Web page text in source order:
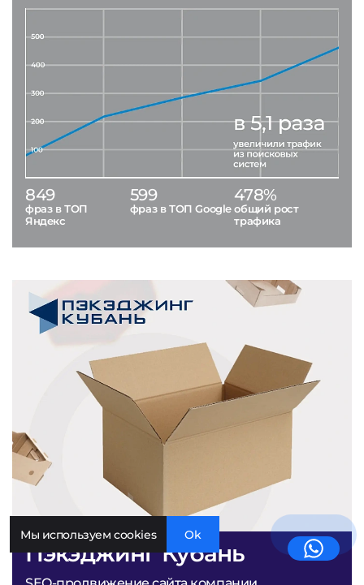
Пэкэджинг Кубань
849
фраз в ТОП
Яндекс
599
фраз в ТОП Google
478%
общий рост
трафика
Мы используем cookies Ok